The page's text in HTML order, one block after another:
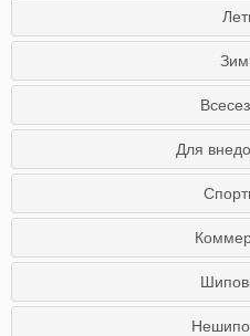
Для